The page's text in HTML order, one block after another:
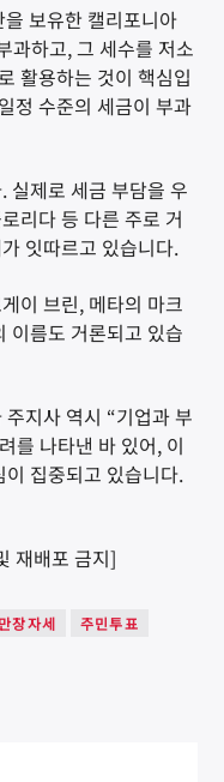
보유한 캘리포니아
과하고, 그 세수를 저소
활용하는 것이 핵심입
정 수준의 세금이 부과
실제로 세금 부담을 우
리다 등 다른 주로 거
잇따르고 있습니다.
이 브린, 메타의 마크
이름도 거론되고 있습
지사 역시 “기업과 부
를 나타낸 바 있어, 이
집중되고 있습니다.
재배포 금지]
장자세
주민투표